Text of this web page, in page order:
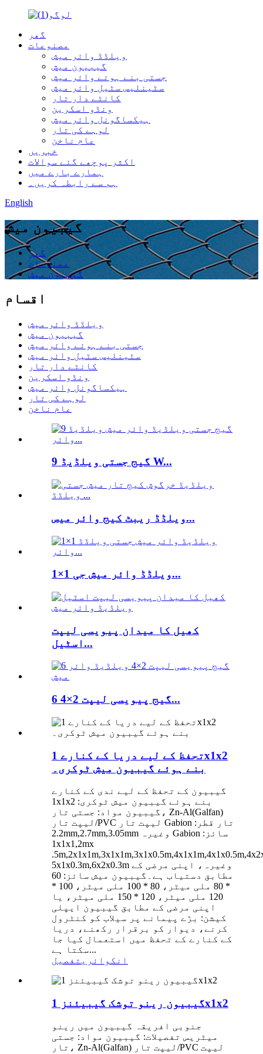
گھر
مصنوعات
ویلڈڈ وائر میش
گیبیون میش
جستی بنے ہوئے وائر میش
سٹینلیس سٹیل وائر میش
کانٹے دار تار
ونڈو اسکرین
ہیکساگونل وائر میش
لوہے کی تار
عام ناخن
خبریں
اکثر پوچھے گئے سوالات
ہمارے بارے میں
ہم سے رابطہ کریں۔
English
گیبیون میش
گھر
مصنوعات
گیبیون میش
اقسام
ویلڈڈ وائر میش
گیبیون میش
جستی بنے ہوئے وائر میش
سٹینلیس سٹیل وائر میش
کانٹے دار تار
ونڈو اسکرین
ہیکساگونل وائر میش
لوہے کی تار
عام ناخن
9 گیج جستی ویلڈیڈ W...
ویلڈڈ ریبٹ کیج وائر میس...
1×1 ویلڈڈ وائر میش جی...
کھیل کا میدان پیویسی لیپت
اسٹیل...
6 گیج پیویسی لیپت 2×4...
تحفظ کے لیے دریا کے کنارے 1x1x2
بنے ہوئے گیبیون میش ٹوکری۔
گیبیون کے تحفظ کے لیے ندی کے کنارے
1x1x2 بنے ہوئے گیبیون میش ٹوکری:
گیبیون مواد: جستی تار، Zn-Al(Galfan)
لیپت تار/PVC لیپت تار Gabion تار قطر:
2.2mm,2.7mm,3.05mm وغیرہ Gabion سائز:
1x1x1,2mx
5x1x0.3m,6x2x0.3m وغیرہ، اپنی مرضی کے
مطابق دستیاب ہے۔گیبیون میش سائز: 60
* 80 ملی میٹر، 80 * 100 ملی میٹر، 100 *
120 ملی میٹر، 120 * 150 ملی میٹر، یا
اپنی مرضی کے مطابق گیبیون ایپلی
کیشن: بڑے پیمانے پر سیلاب کو کنٹرول
کرنے، دیوار کو برقرار رکھنے، دریا
کے کنارے کے تحفظ میں استعمال کیا جا
سکتا ہے...
انکوائری تفصیل
گیبیون رینو توشک گیبیئنز 1x1x2
جنوبی افریقہ گیبیون میں رینو
میٹریس تفصیلات: گیبیون مواد: جستی
تار، Zn-Al(Galfan) لیپت تار/PVC لیپت